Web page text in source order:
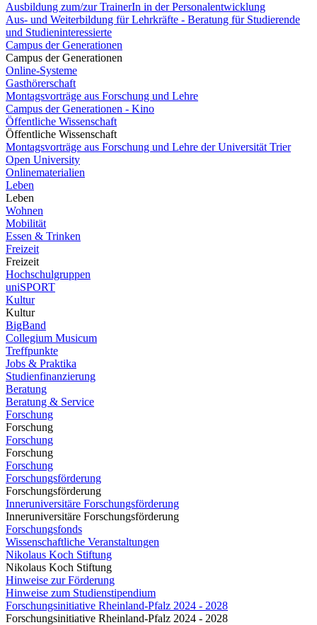
Ausbildung zum/zur TrainerIn in der Personalentwicklung
Aus- und Weiterbildung für Lehrkräfte - Beratung für Studierende
und Studieninteressierte
Campus der Generationen
Campus der Generationen
Online-Systeme
Gasthörerschaft
Montagsvorträge aus Forschung und Lehre
Campus der Generationen - Kino
Öffentliche Wissenschaft
Öffentliche Wissenschaft
Montagsvorträge aus Forschung und Lehre der Universität Trier
Open University
Onlinematerialien
Leben
Leben
Wohnen
Mobilität
Essen & Trinken
Freizeit
Freizeit
Hochschulgruppen
uniSPORT
Kultur
Kultur
BigBand
Collegium Musicum
Treffpunkte
Jobs & Praktika
Studienfinanzierung
Beratung
Beratung & Service
Forschung
Forschung
Forschung
Forschung
Forschung
Forschungsförderung
Forschungsförderung
Inneruniversitäre Forschungsförderung
Inneruniversitäre Forschungsförderung
Forschungsfonds
Wissenschaftliche Veranstaltungen
Nikolaus Koch Stiftung
Nikolaus Koch Stiftung
Hinweise zur Förderung
Hinweise zum Studienstipendium
Forschungsinitiative Rheinland-Pfalz 2024 - 2028
Forschungsinitiative Rheinland-Pfalz 2024 - 2028